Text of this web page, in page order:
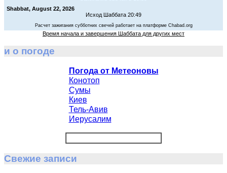
Shabbat, August 22, 2026
Исход Шаббата 20:49
Расчет зажигания субботних свечей работает на платформе Chabad.org
Время начала и завершения Шаббата для других мест
и о погоде
Погода от Метеоновы
Конотоп
Сумы
Киев
Тель-Авив
Иерусалим
Свежие записи